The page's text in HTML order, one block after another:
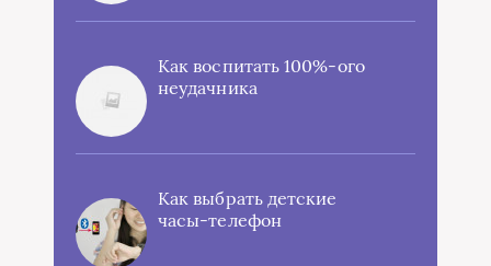
Как воспитать 100%-ого
неудачника
Как выбрать детские
часы-телефон